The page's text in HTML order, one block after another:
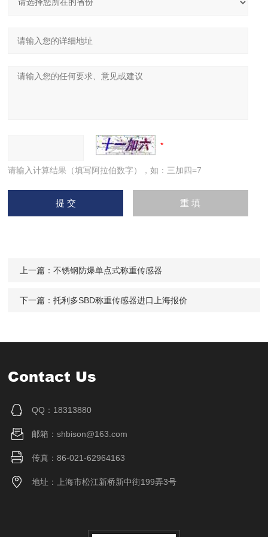
请输入计算结果（填写阿拉伯数字），如：三加四=7
上一篇：不锈钢防爆单点式称重传感器
下一篇：托利多SBD称重传感器进口上海报价
Contact Us
QQ：18313880
邮箱：shbison@163.com
传真：86-021-62964163
地址：上海市松江新桥新中街199弄3号